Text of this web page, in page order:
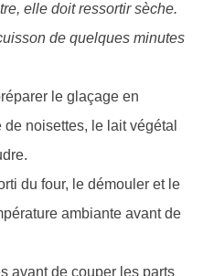
elle doit ressortir sèche.
de quelques minutes
le glaçage en
noisettes, le lait végétal
du four, le démouler et le
ambiante avant de
avant de couper les parts